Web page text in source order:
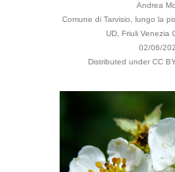
Andrea
Comune di Tarvisio, lungo la
UD, Friuli Venezia
02/06/
Distributed under CC